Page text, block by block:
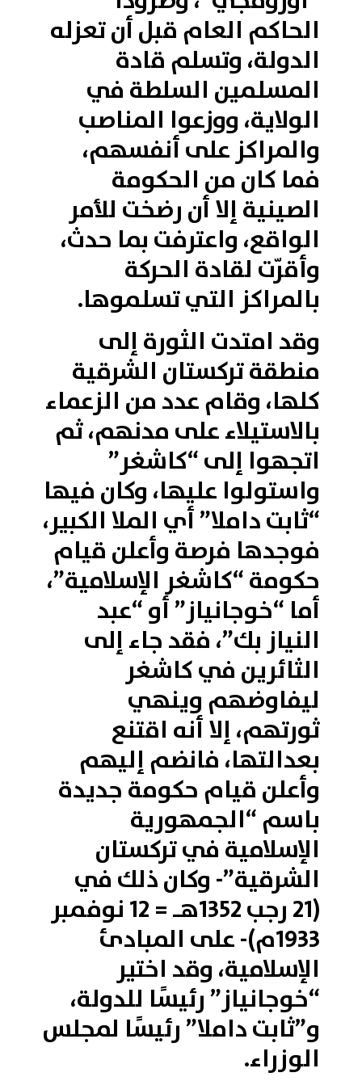
الحاكم العام قبل أن تعزله
الدولة، وتسلم قادة
المسلمين السلطة في
الولاية، ووزعوا المناصب
والمراكز على أنفسهم،
فما كان من الحكومة
الصينية إلا أن رضخت للأمر
الواقع، واعترفت بما حدث،
وأقرّت لقادة الحركة
بالمراكز التي تسلموها.
وقد امتدت الثورة إلى
منطقة تركستان الشرقية
كلها، وقام عدد من الزعماء
بالاستيلاء على مدنهم، ثم
اتجهوا إلى “كاشغر”
واستولوا عليها، وكان فيها
“ثابت داملا” أي الملا الكبير،
فوجدها فرصة وأعلن قيام
حكومة “كاشغر الإسلامية”،
أما “خوجانياز” أو “عبد
النياز بك”، فقد جاء إلى
الثائرين في كاشغر
ليفاوضهم وينهي
ثورتهم، إلا أنه اقتنع
بعدالتها، فانضم إليهم
وأعلن قيام حكومة جديدة
باسم “الجمهورية
الإسلامية في تركستان
الشرقية”- وكان ذلك في
(21 رجب 1352هـ = 12 نوفمبر
1933م)- على المبادئ
الإسلامية، وقد اختير
“خوجانياز” رئيسًا للدولة،
و”ثابت داملا” رئيسًا لمجلس
الوزراء.